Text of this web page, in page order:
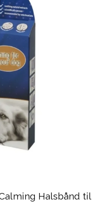
Halsbånd til